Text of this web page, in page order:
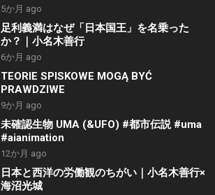
人予測の真実【NoBorder #38】
5か月 ago
足利義満はなぜ「日本国王」を名乗った
か？｜小名木善行
6か月 ago
TEORIE SPISKOWE MOGĄ BYĆ
PRAWDZIWE
9か月 ago
未確認生物 UMA (&UFO) #都市伝説 #uma
#aianimation
12か月 ago
日本と西洋の労働観のちがい｜小名木善行×
海沼光城